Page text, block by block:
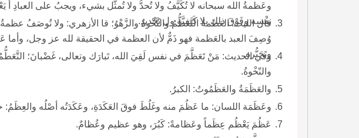
وعَظمةُ الله سبحانه لا تُكَيَّفُ ولا تُحدُّ ولا تُمثَّل بشيء، ويجبُ على العبادِ
نفْسه وفَوْقَ ذلك بلا كَيفِيَّةٍ ول تَحْديدٍ.قال الليث: العَظمةُ التَّعَظُّمُ والنَّخْوةُ والزَّهْوُ؛ قا الأزهري: ولا تُوصَفُ
وُصِفَ العبد بالعَظمة فهو ذَمٌّ لأن العظمة في الحقيقة
وتَجَبُّره.
وفي الحديث: مَنْ تَعَظَّمَ في نفس لَقِيَ الله، تَبارَك وتعالى، غَضْبانَ؛
والنّخْوةُ.
والعَظَمَةُ والعَظَمُوتُ: الكبرُ.
وعَظَمَة اللسان: ما عَظُمَ منه وغَلُطَ فوقَ العَكَدَةِ، وعَكَدَتُه أصْلُه والعِظَمُ: خلافُ الصِّغَر.
عَظُمَ يَعْظُم عِظَماً وعَظامةً: كَبُرَ، وهو عظيم وعُظامٌ.